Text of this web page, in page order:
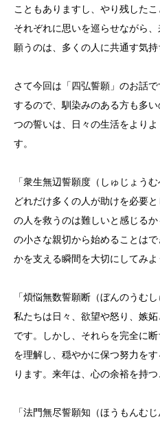
こともありますし、やり残したこ
それぞれに思いを巡らせながら
願うのは、多くの人に共通す気持
さて今回は「四弘誓願」のお話
するので、馴染みのある方も多
つの誓いは、日々の生活をより
す。
「衆生無辺誓願度（しゅじょう
どれだけ多くの人が助けを必要
の人を救うのは難しいと感じる
の小さな親切から始めることは
かを支える瞬間を大切にしてみよ
「煩悩無数誓願断（ぼんのうむ
私たちは日々、欲望や怒り、嫉
です。しかし、それらを完全に
を理解し、穏やかに保つ努力を
ります。来年は、心の余裕を持つ
「法門無尽誓願知（ほうもんむじ